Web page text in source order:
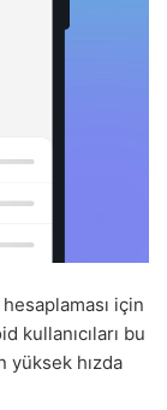
için
kullanıcıları bu
yüksek hızda